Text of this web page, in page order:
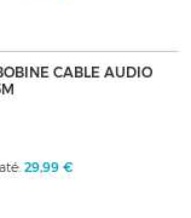
CABLE AUDIO
29,99 €